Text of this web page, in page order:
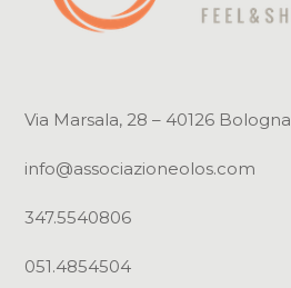
Via Marsala, 28 – 40126 Bologna
info@associazioneolos.com
347.5540806
051.4854504